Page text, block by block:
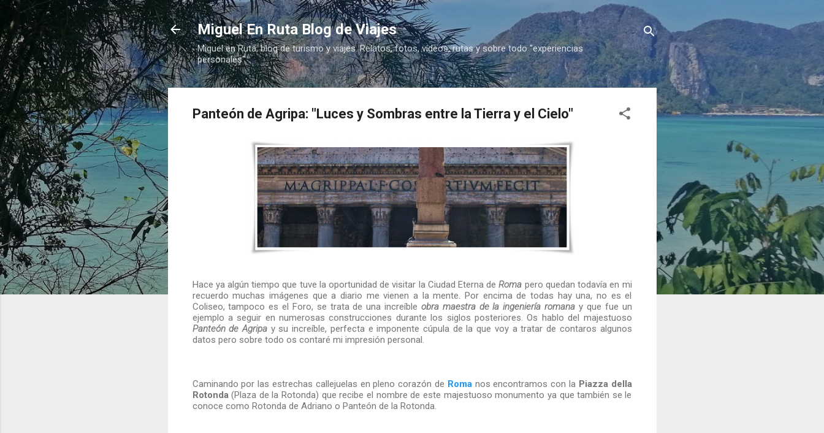
Ir al contenido principal
Miguel En Ruta Blog de Viajes
Miguel en Ruta, blog de turismo y viajes. Relatos, fotos, vídeos, rutas y sobre todo "experiencias
personales"
Panteón de Agripa: "Luces y Sombras entre la Tierra y el Cielo"
Hace ya algún tiempo que tuve la oportunidad de visitar la Ciudad Eterna de Roma pero quedan todavía en mi
recuerdo muchas imágenes que a diario me vienen a la mente. Por encima de todas hay una, no es el
Coliseo, tampoco es el Foro, se trata de una increíble obra maestra de la ingeniería romana y que fue un
ejemplo a seguir en numerosas construcciones durante los siglos posteriores. Os hablo del majestuoso
Panteón de Agripay su increíble, perfecta e imponente cúpula de la que voy a tratar de contaros algunos
datos pero sobre todo os contaré mi impresión personal.
Caminando por las estrechas callejuelas en pleno corazón de Romanos encontramos con la Piazza della
Rotonda(Plaza de la Rotonda) que recibe el nombre de este majestuoso monumento ya que también se le
conoce como Rotonda de Adriano o Panteón de la Rotonda.